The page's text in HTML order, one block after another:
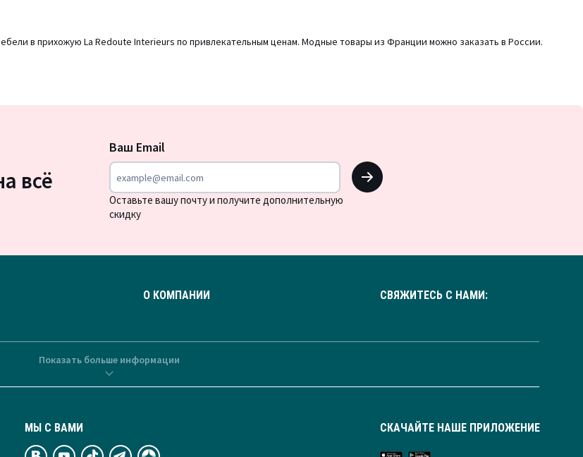
в прихожую La Redoute Interieurs по привлекательным ценам. Модные товары из Франции можно заказать в России.
новости
всё
Ваш Email
OK
Оставьте вашу почту и получите дополнительную
скидку
О КОМПАНИИ СВЯЖИТЕСЬ С НАМИ:
Показать больше информации
МЫ С ВАМИ СКАЧАЙТЕ НАШЕ ПРИЛОЖЕНИЕ